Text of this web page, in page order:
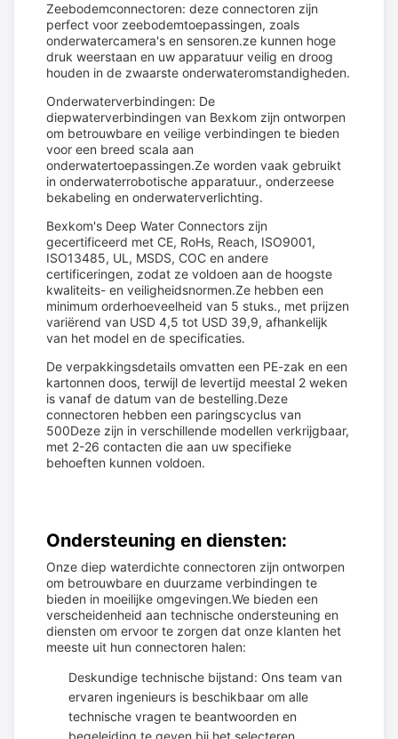
Zeebodemconnectoren: deze connectoren zijn
perfect voor zeebodemtoepassingen, zoals
onderwatercamera's en sensoren.ze kunnen hoge
druk weerstaan en uw apparatuur veilig en droog
houden in de zwaarste onderwateromstandigheden.
Onderwaterverbindingen: De
diepwaterverbindingen van Bexkom zijn ontworpen
om betrouwbare en veilige verbindingen te bieden
voor een breed scala aan
onderwatertoepassingen.Ze worden vaak gebruikt
in onderwaterrobotische apparatuur., onderzeese
bekabeling en onderwaterverlichting.
Bexkom's Deep Water Connectors zijn
gecertificeerd met CE, RoHs, Reach, ISO9001,
ISO13485, UL, MSDS, COC en andere
certificeringen, zodat ze voldoen aan de hoogste
kwaliteits- en veiligheidsnormen.Ze hebben een
minimum orderhoeveelheid van 5 stuks., met prijzen
variërend van USD 4,5 tot USD 39,9, afhankelijk
van het model en de specificaties.
De verpakkingsdetails omvatten een PE-zak en een
kartonnen doos, terwijl de levertijd meestal 2 weken
is vanaf de datum van de bestelling.Deze
connectoren hebben een paringscyclus van
500Deze zijn in verschillende modellen verkrijgbaar,
met 2-26 contacten die aan uw specifieke
behoeften kunnen voldoen.
Ondersteuning en diensten:
Onze diep waterdichte connectoren zijn ontworpen
om betrouwbare en duurzame verbindingen te
bieden in moeilijke omgevingen.We bieden een
verscheidenheid aan technische ondersteuning en
diensten om ervoor te zorgen dat onze klanten het
meeste uit hun connectoren halen:
Deskundige technische bijstand: Ons team van
ervaren ingenieurs is beschikbaar om alle
technische vragen te beantwoorden en
begeleiding te geven bij het selecteren,